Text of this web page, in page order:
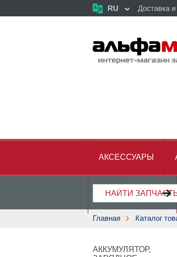
RU Доставка
АКСЕССУАРЫ
ХОДОВАЯ ЧАСТЬ
Главная Каталог
АККУМУЛЯТОР,